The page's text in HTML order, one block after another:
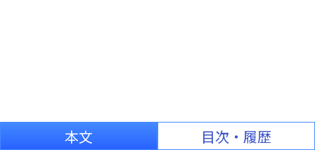
本文 目次・履歴